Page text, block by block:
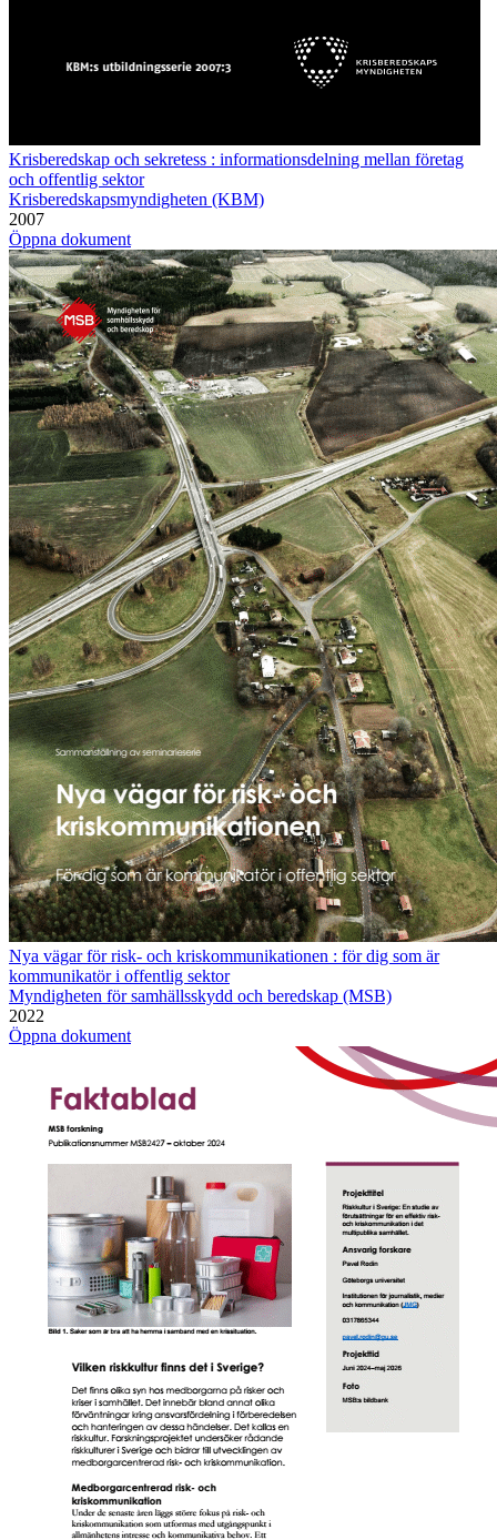
Krisberedskap och sekretess : informationsdelning mellan företag
och offentlig sektor
Krisberedskapsmyndigheten (KBM)
2007
Öppna dokument
Nya vägar för risk- och kriskommunikationen : för dig som är
kommunikatör i offentlig sektor
Myndigheten för samhällsskydd och beredskap (MSB)
2022
Öppna dokument